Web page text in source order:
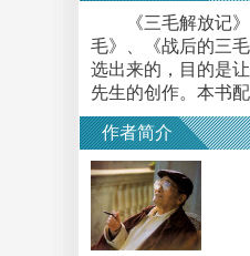
《三毛解放记》
毛》、《战后的三
选出来的，目的是
先生的创作。本书
作者简介